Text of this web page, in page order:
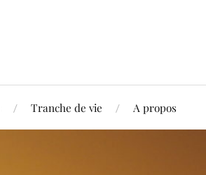
Tranche de vie A propos